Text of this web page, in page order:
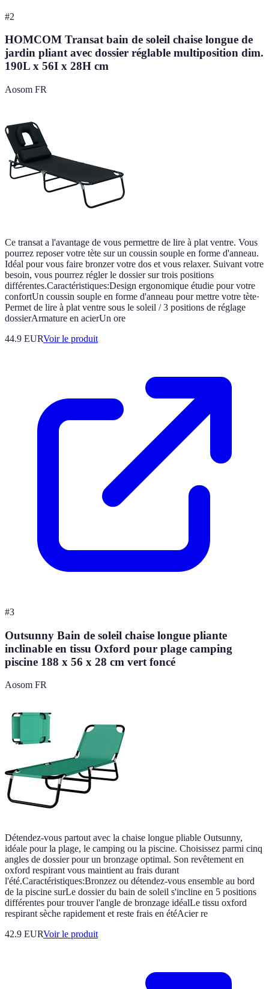
#2
HOMCOM Transat bain de soleil chaise longue de
jardin pliant avec dossier réglable multiposition dim.
190L x 56I x 28H cm
Aosom FR
Ce transat a l'avantage de vous permettre de lire à plat ventre. Vous
pourrez reposer votre tète sur un coussin souple en forme d'anneau.
Idéal pour vous faire bronzer votre dos et vous relaxer. Suivant votre
besoin, vous pourrez régler le dossier sur trois positions
différentes.Caractéristiques:Design ergonomique étudie pour votre
confortUn coussin souple en forme d'anneau pour mettre votre tète·
Permet de lire à plat ventre sous le soleil / 3 positions de réglage
dossierArmature en acierUn ore
44.9 EURVoir le produit
#3
Outsunny Bain de soleil chaise longue pliante
inclinable en tissu Oxford pour plage camping
piscine 188 x 56 x 28 cm vert foncé
Aosom FR
Détendez-vous partout avec la chaise longue pliable Outsunny,
idéale pour la plage, le camping ou la piscine. Choisissez parmi cinq
angles de dossier pour un bronzage optimal. Son revêtement en
oxford respirant vous maintient au frais durant
l'été.Caractéristiques:Bronzez ou détendez-vous ensemble au bord
de la piscine surLe dossier du bain de soleil s'incline en 5 positions
différentes pour trouver l'angle de bronzage idéalLe tissu oxford
respirant sèche rapidement et reste frais en étéAcier re
42.9 EURVoir le produit